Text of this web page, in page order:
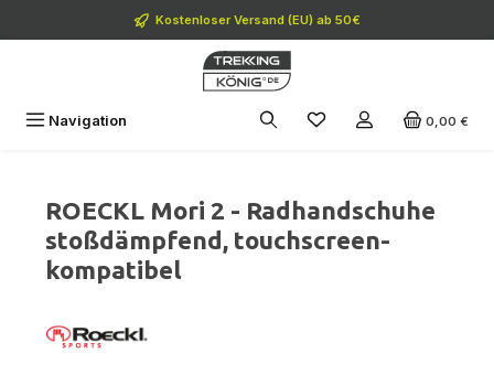
Zum Hauptinhalt springenKostenloser Versand (EU) ab 50€
Navigation 0,00 €
ROECKL Mori 2 - Radhandschuhe
stoßdämpfend, touchscreen-
kompatibel